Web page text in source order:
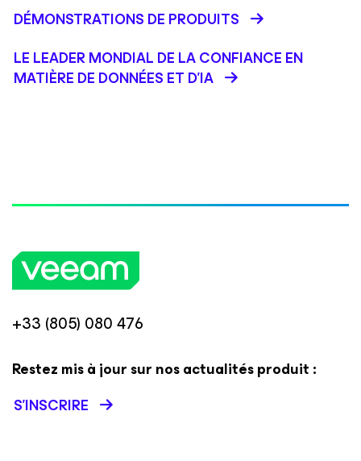
DÉMONSTRATIONS DE PRODUITS
LE LEADER MONDIAL DE LA CONFIANCE EN
MATIÈRE DE DONNÉES ET D'IA
+33 (805) 080 476
Restez mis à jour sur nos actualités produit :
S’INSCRIRE